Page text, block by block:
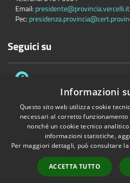
Email: presidente@provincia.vercelli.it
Pec:
Seguici su
Accessibilità Privacy
Dichiarazione di accessibilità e
Accesso
Informazioni
Questo sito web utilizza cookie
necessari al corretto
nonché un cookie tecnico
informazioni statistiche,
Per maggiori dettagli, può consultare
ACCETTA TUTTO